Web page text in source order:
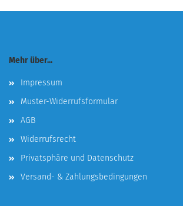
Mehr über...
Impressum
Muster-Widerrufsformular
AGB
Widerrufsrecht
Privatsphäre und Datenschutz
Versand- & Zahlungsbedingungen